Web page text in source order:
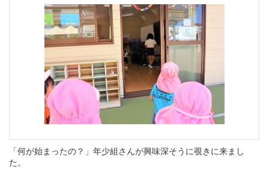
「何が始まったの？」年少組さんが興味深そうに覗きに来まし
た。